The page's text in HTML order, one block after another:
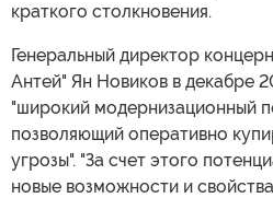
краткого столкновения.
Генеральный директор
Антей" Ян Новиков в декабре
"широкий модернизационный
позволяющий оперативно
угрозы". "За счет этого
новые возможности и